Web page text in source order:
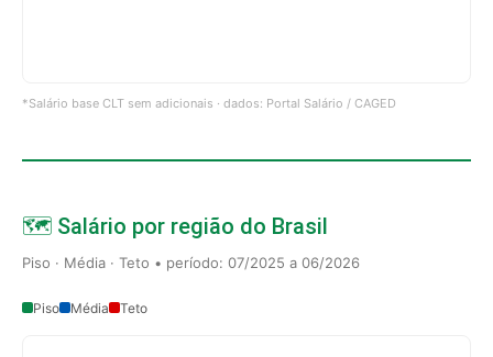
*Salário base CLT sem adicionais · dados: Portal Salário / CAGED
🗺️ Salário por região do Brasil
Piso · Média · Teto • período: 07/2025 a 06/2026
Piso Média Teto